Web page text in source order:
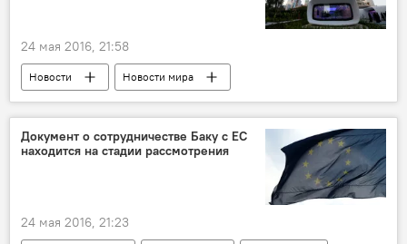
24 мая 2016, 21:58
Новости Новости мира
Документ о сотрудничестве Баку с ЕС
находится на стадии рассмотрения
24 мая 2016, 21:23